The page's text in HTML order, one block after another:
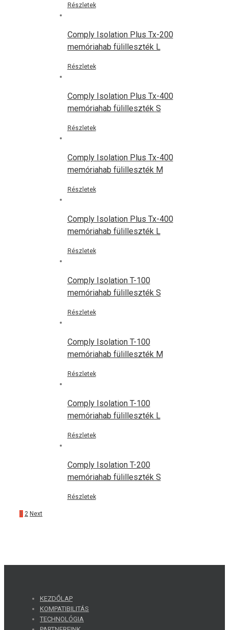
Részletek
Comply Isolation Plus Tx-200
memóriahab fülilleszték L
Részletek
Comply Isolation Plus Tx-400
memóriahab fülilleszték S
Részletek
Comply Isolation Plus Tx-400
memóriahab fülilleszték M
Részletek
Comply Isolation Plus Tx-400
memóriahab fülilleszték L
Részletek
Comply Isolation T-100
memóriahab fülilleszték S
Részletek
Comply Isolation T-100
memóriahab fülilleszték M
Részletek
Comply Isolation T-100
memóriahab fülilleszték L
Részletek
Comply Isolation T-200
memóriahab fülilleszték S
Részletek
1 2 Next
KEZDŐLAP
KOMPATIBILITÁS
TECHNOLÓGIA